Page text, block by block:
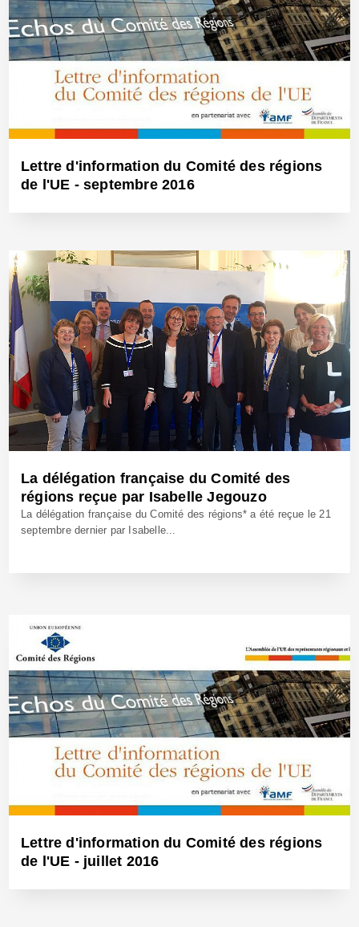
Lettre d'information du Comité des régions
de l'UE - septembre 2016
29 Sep 2016 - Réf: BW23949
La délégation française du Comité des
régions reçue par Isabelle Jegouzo
La délégation française du Comité des régions* a été reçue le 21
septembre dernier par Isabelle...
28 Sep 2016 - Réf: BW23930
Lettre d'information du Comité des régions
de l'UE - juillet 2016